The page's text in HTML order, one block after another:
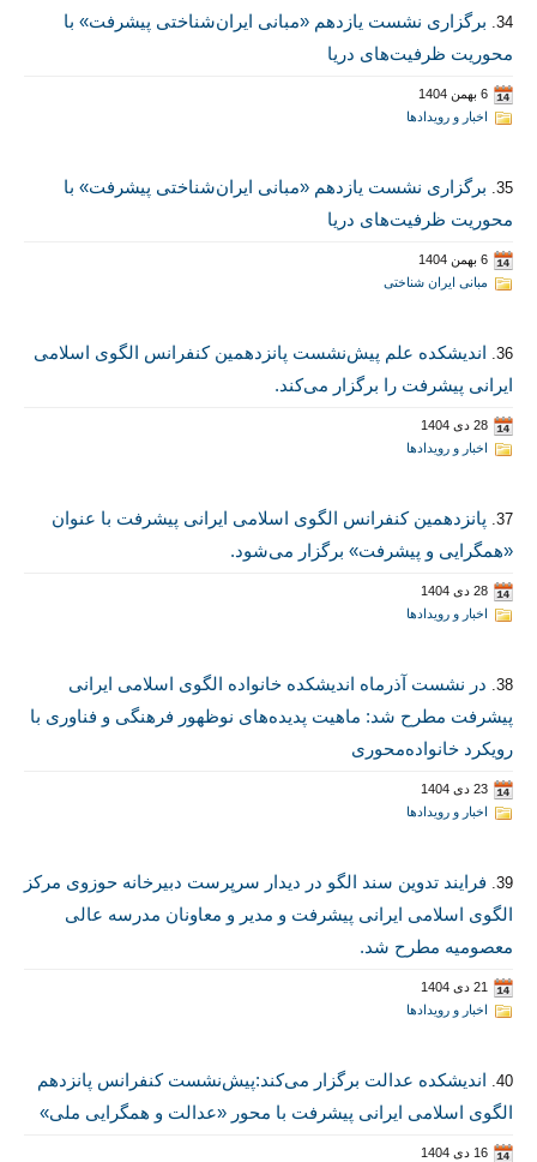
34.
برگزاری نشست یازدهم «مبانی ایران‌شناختی پیشرفت» با
محوریت ظرفیت‌های دریا
6 بهمن 1404
اخبار و رویدادها
35.
برگزاری نشست یازدهم «مبانی ایران‌شناختی پیشرفت» با
محوریت ظرفیت‌های دریا
6 بهمن 1404
مبانی ایران شناختی
36.
اندیشکده علم پیش‌نشست پانزدهمین کنفرانس الگوی اسلامی
ایرانی پیشرفت را برگزار می‌کند.
28 دی 1404
اخبار و رویدادها
37.
پانزدهمین کنفرانس الگوی اسلامی ایرانی پیشرفت با عنوان
«همگرایی و پیشرفت» برگزار می‌شود.
28 دی 1404
اخبار و رویدادها
38.
در نشست آذرماه اندیشکده خانواده الگوی اسلامی ایرانی
پیشرفت مطرح شد: ماهیت پدیده­‌های نوظهور فرهنگی و فناوری با
رویکرد خانواده­‌محوری
23 دی 1404
اخبار و رویدادها
39.
فرایند تدوین سند الگو در دیدار سرپرست دبیرخانه حوزوی مرکز
الگوی اسلامی ایرانی پیشرفت و مدیر و معاونان مدرسه عالی
معصومیه مطرح شد.
21 دی 1404
اخبار و رویدادها
40.
اندیشکده عدالت برگزار می‌کند:پیش‌نشست کنفرانس پانزدهم
الگوی اسلامی ایرانی پیشرفت با محور «عدالت و همگرایی ملی»
16 دی 1404